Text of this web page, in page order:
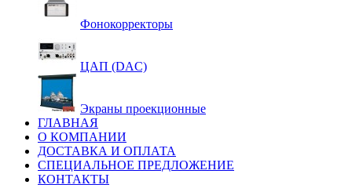
Фонокорректоры
ЦАП (DAC)
Экраны проекционные
ГЛАВНАЯ
О КОМПАНИИ
ДОСТАВКА И ОПЛАТА
СПЕЦИАЛЬНОЕ ПРЕДЛОЖЕНИЕ
КОНТАКТЫ